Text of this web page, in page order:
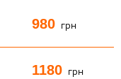
980 грн
1180 грн